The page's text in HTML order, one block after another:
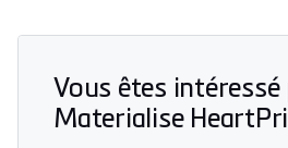
Vous êtes intéressé
Materialise